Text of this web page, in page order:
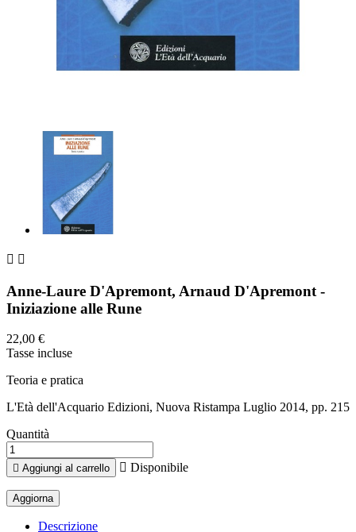
 
Anne-Laure D'Apremont, Arnaud D'Apremont -
Iniziazione alle Rune
22,00 €
Tasse incluse
Teoria e pratica
L'Età dell'Acquario Edizioni, Nuova Ristampa Luglio 2014, pp. 215
Quantità
 Aggiungi al carrello  Disponibile
Descrizione